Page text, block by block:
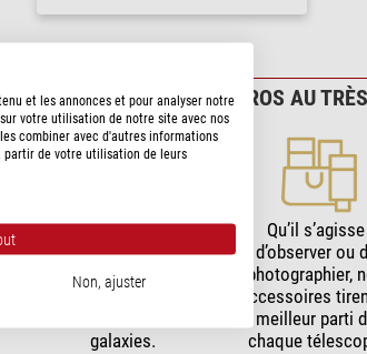
LA NATURE, DU TRÈS GROS AU
Partir à l’aventure du
ciel étoilé. Nos
télescopes vous font
voir les planètes, les
galaxies.
Qu’il s’agisse
d’observer ou
photographier,
accessoires
meilleur parti
chaque
et les annonces et pour analyser notre
votre utilisation de notre site avec nos
combiner avec d'autres informations
partir de votre utilisation de leurs
Non, ajuster